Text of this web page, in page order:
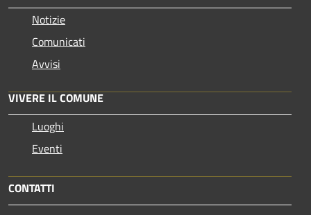
Notizie
Comunicati
Avvisi
VIVERE IL COMUNE
Luoghi
Eventi
CONTATTI